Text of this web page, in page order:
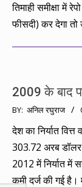
तिमाही समीक्षा में
फीसदी) कर देगा
2009 के बाद
2012-
05-
01
BY: अनिल रघुराज
देश का निर्यात
303.72 अरब डॉलर
2012 में निर्यात में
कमी दर्ज की गई है।